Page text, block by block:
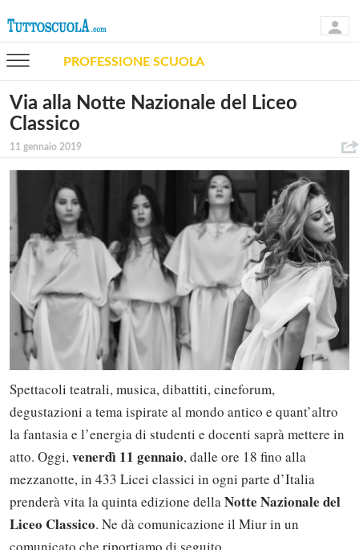
PROFESSIONE SCUOLA
Via alla Notte Nazionale del Liceo
Classico
11 gennaio 2019
Spettacoli teatrali, musica, dibattiti, cineforum,
degustazioni a tema ispirate al mondo antico e quant’altro
la fantasia e l’energia di studenti e docenti saprà mettere in
atto. Oggi,venerdì 11 gennaio, dalle ore 18 fino alla
mezzanotte, in 433 Licei classici in ogni parte d’Italia
prenderà vita la quinta edizione dellaNotte Nazionale del
Liceo Classico. Ne dà comunicazione il Miur in un